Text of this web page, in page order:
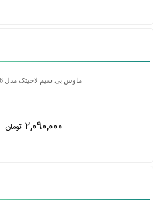
ماوس بی سیم لاجیتک مدل M186
2,090,000 تومان